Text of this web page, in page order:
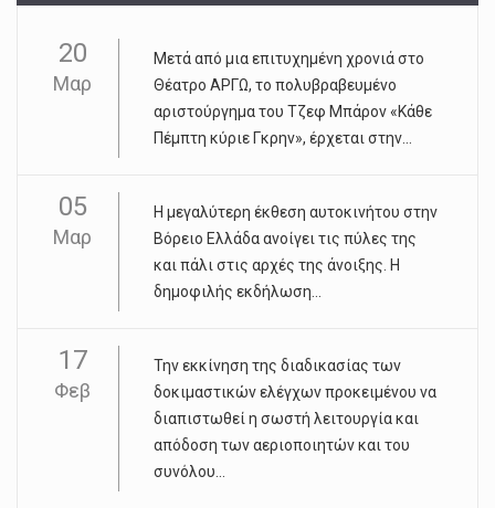
20
Μαρ
Μετά από μια επιτυχημένη χρονιά στο
Θέατρο ΑΡΓΩ, το πολυβραβευμένο
αριστούργημα του Τζεφ Μπάρον «Κάθε
Πέμπτη κύριε Γκρην», έρχεται στην...
05
Μαρ
Η μεγαλύτερη έκθεση αυτοκινήτου στην
Βόρειο Ελλάδα ανοίγει τις πύλες της
και πάλι στις αρχές της άνοιξης. Η
δημοφιλής εκδήλωση...
17
Φεβ
Την εκκίνηση της διαδικασίας των
δοκιμαστικών ελέγχων προκειμένου να
διαπιστωθεί η σωστή λειτουργία και
απόδοση των αεριοποιητών και του
συνόλου...